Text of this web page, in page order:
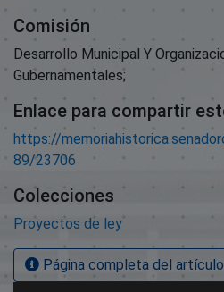
Comisión
Desarrollo Municipal Y
Gubernamentales;
Enlace para compartir
https://
89/23706
Colecciones
Proyectos de ley
Página completa del artículo